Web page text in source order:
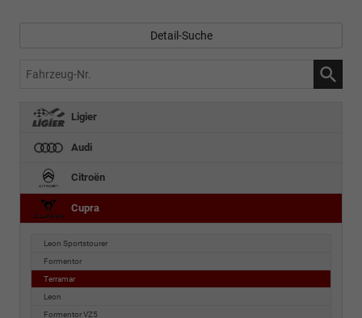
Detail-Suche
Fahrzeug-
Ligier
Audi
Citroën
Cupra
Leon Sportstourer
Formentor
Terramar
Leon
Formentor VZ5